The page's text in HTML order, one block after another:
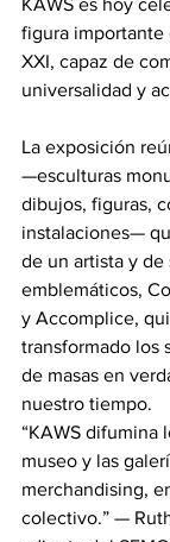
KAWS es hoy
figura importante
XXI, capaz de
universalidad y
La exposición
—esculturas
dibujos, figuras,
instalaciones—
de un artista y de
emblemáticos,
y Accomplice,
transformado los
de masas en
nuestro tiempo.
“KAWS difumina
museo y las
merchandising,
colectivo.” —